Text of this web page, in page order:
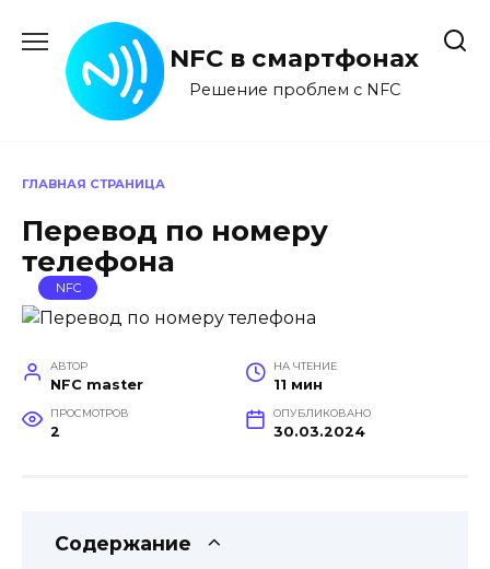
содержанию
NFC в смартфонах
Решение проблем с NFC
ГЛАВНАЯ СТРАНИЦА
Перевод по номеру
телефона
NFC
АВТОР
NFC master
НА ЧТЕНИЕ
11 мин
ПРОСМОТРОВ
2
ОПУБЛИКОВАНО
30.03.2024
Содержание